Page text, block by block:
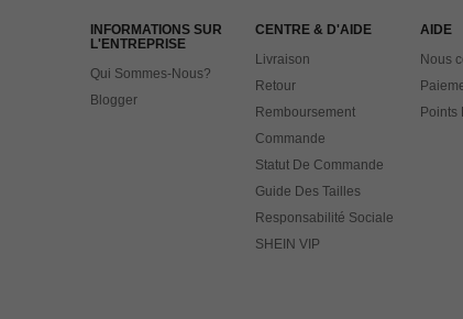
INFORMATIONS SUR
L'ENTREPRISE
Qui Sommes-Nous?
Blogger
CENTRE & D'AIDE
Livraison
Retour
Remboursement
Commande
Statut De Commande
Guide Des Tailles
Responsabilité Sociale
SHEIN VIP
AIDE
Nous
Points